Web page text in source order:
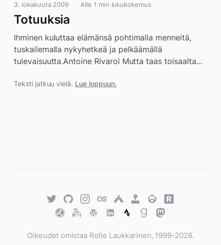
3. lokakuuta 2009 Alle 1 min lukukokemus
Totuuksia
Ihminen kuluttaa elämänsä pohtimalla menneitä,
tuskailemalla nykyhetkeä ja pelkäämällä
tulevaisuutta.Antoine Rivarol Mutta taas toisaalta...
Teksti jatkuu vielä. Lue loppuun.
TwitterGitHubTwitterLast.fmUntappd
Retro
Achievements
Overwatch
Rawg.io
TraktKeybaseWordPress
WordPress
StravaGoodreads
Mastodon
Oikeudet omistaa Rolle Laukkarinen, 1999-2026.